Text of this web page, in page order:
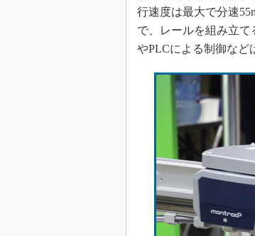
行速度は最大で分速
で、レールを組み立
やPLCによる制御など